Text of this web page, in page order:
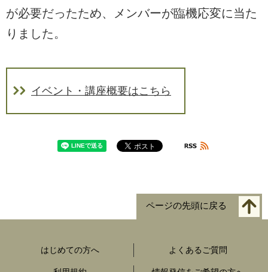
が必要だったため、メンバーが臨機応変に当た
りました。
イベント・講座概要はこちら
ページの先頭に戻る
はじめての方へ よくあるご質問